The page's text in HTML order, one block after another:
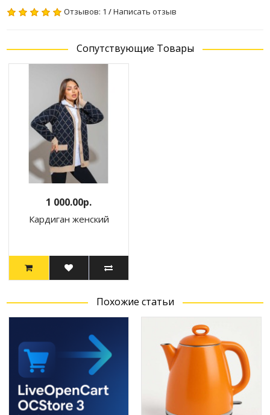
Отзывов: 1 /Написать отзыв
Сопутствующие Товары
1 000.00р.
Кардиган женский
Похожие статьи